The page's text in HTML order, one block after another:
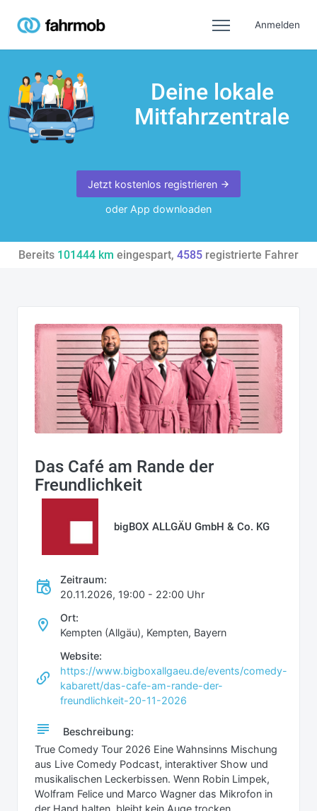
Anmelden
Deine lokale
Mitfahrzentrale
Jetzt kostenlos registrieren
oder App downloaden
Bereits 101444 km eingespart, 4585 registrierte Fahrer
Das Café am Rande der
Freundlichkeit
bigBOX ALLGÄU GmbH & Co. KG
Zeitraum:
20.11.2026, 19:00 - 22:00 Uhr
Ort:
Kempten (Allgäu), Kempten, Bayern
Website:
https://www.bigboxallgaeu.de/events/comedy-
kabarett/das-cafe-am-rande-der-
freundlichkeit-20-11-2026
Beschreibung:
True Comedy Tour 2026 Eine Wahnsinns Mischung
aus Live Comedy Podcast, interaktiver Show und
musikalischen Leckerbissen. Wenn Robin Limpek,
Wolfram Felice und Marco Wagner das Mikrofon in
der Hand halten, bleibt kein Auge trocken.